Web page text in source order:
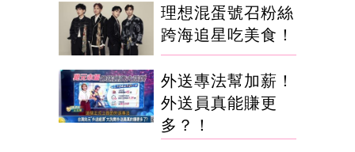
理想混蛋號召粉絲
跨海追星吃美食！
外送專法幫加薪！
外送員真能賺更
多？！